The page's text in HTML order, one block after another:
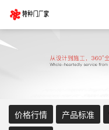
价格行情 产品标准